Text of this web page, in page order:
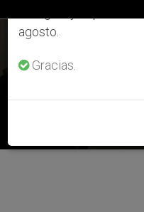
El texto de la nueva
la luz de las aportaciones”
agosto.
Gracias.